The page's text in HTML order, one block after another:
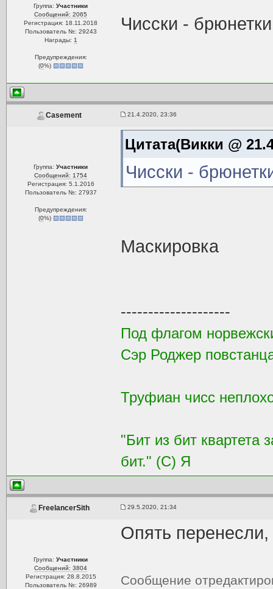
Группа:Участники
Сообщений: 2065
Регистрация: 18.11.2018
Пользователь №: 29243
Награды: 1
Предупреждения:
(0%)
Чисски -
Casement 21.4.2020, 23:36
Группа:Участники
Сообщений: 1754
Регистрация: 5.1.2016
Пользователь №: 27937
Предупреждения:
(0%)
Цитата(Викки @
Чисски -
Маскировка
--------------------
Под флагом
Сэр Роджер
Труфиан чисс
"Бит из бит квартета
бит." (С) Я
FreelancerSith 29.5.2020, 21:34
Группа:Участники
Сообщений: 3804
Регистрация: 28.8.2015
Пользователь №: 26989
Опять
Сообщение